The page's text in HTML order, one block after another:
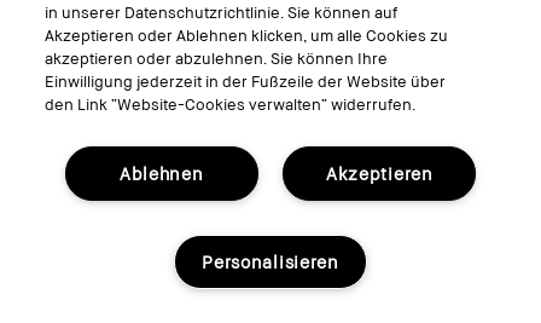
in unserer Datenschutzrichtlinie. Sie können auf
Akzeptieren oder Ablehnen klicken, um alle Cookies zu
akzeptieren oder abzulehnen. Sie können Ihre
Einwilligung jederzeit in der Fußzeile der Website über
den Link “Website-Cookies verwalten“ widerrufen.
Akzeptieren
Ablehnen
Personalisieren